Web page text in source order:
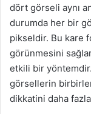
dört görseli aynı
durumda her bir
pikseldir. Bu kare
görünmesini
etkili bir
görsellerin
dikkatini daha